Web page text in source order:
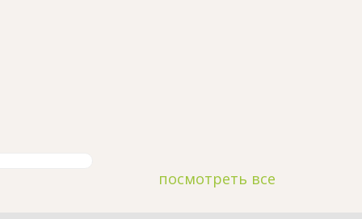
посмотреть все